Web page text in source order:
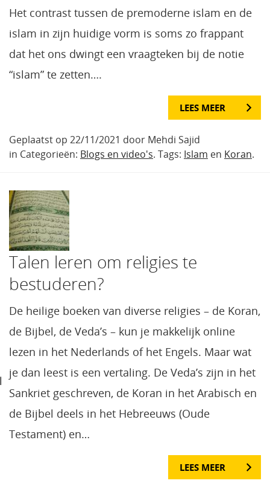
Het contrast tussen de premoderne islam en de
islam in zijn huidige vorm is soms zo frappant
dat het ons dwingt een vraagteken bij de notie
“islam” te zetten….
LEES MEER
Geplaatst op 22/11/2021 door Mehdi Sajid
in Categorieën: Blogs en video's. Tags: Islam en Koran.
Talen leren om religies te
bestuderen?
De heilige boeken van diverse religies – de Koran,
de Bijbel, de Veda’s – kun je makkelijk online
lezen in het Nederlands of het Engels. Maar wat
je dan leest is een vertaling. De Veda’s zijn in het
Sankriet geschreven, de Koran in het Arabisch en
de Bijbel deels in het Hebreeuws (Oude
Testament) en…
LEES MEER